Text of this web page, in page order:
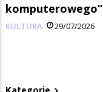
komputerowego”
KULTURA 29/07/2026